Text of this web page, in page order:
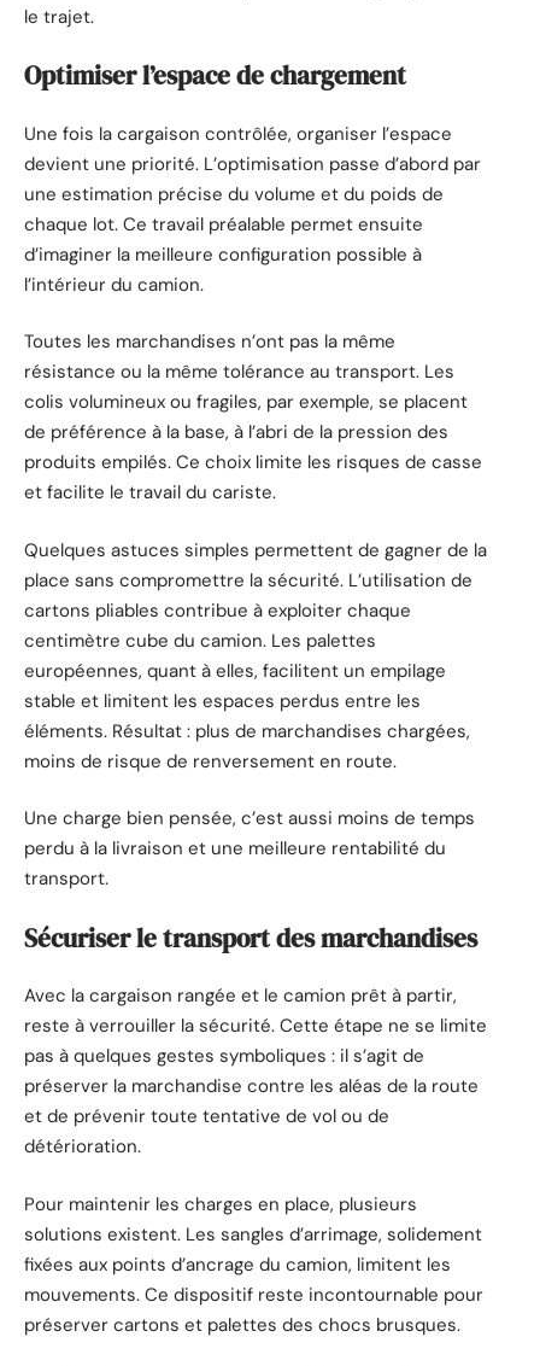
le trajet.
Optimiser l’espace de chargement
Une fois la cargaison contrôlée, organiser l’espace
devient une priorité. L’optimisation passe d’abord par
une estimation précise du volume et du poids de
chaque lot. Ce travail préalable permet ensuite
d’imaginer la meilleure configuration possible à
l’intérieur du camion.
Toutes les marchandises n’ont pas la même
résistance ou la même tolérance au transport. Les
colis volumineux ou fragiles, par exemple, se placent
de préférence à la base, à l’abri de la pression des
produits empilés. Ce choix limite les risques de casse
et facilite le travail du cariste.
Quelques astuces simples permettent de gagner de la
place sans compromettre la sécurité. L’utilisation de
cartons pliables contribue à exploiter chaque
centimètre cube du camion. Les palettes
européennes, quant à elles, facilitent un empilage
stable et limitent les espaces perdus entre les
éléments. Résultat : plus de marchandises chargées,
moins de risque de renversement en route.
Une charge bien pensée, c’est aussi moins de temps
perdu à la livraison et une meilleure rentabilité du
transport.
Sécuriser le transport des marchandises
Avec la cargaison rangée et le camion prêt à partir,
reste à verrouiller la sécurité. Cette étape ne se limite
pas à quelques gestes symboliques : il s’agit de
préserver la marchandise contre les aléas de la route
et de prévenir toute tentative de vol ou de
détérioration.
Pour maintenir les charges en place, plusieurs
solutions existent. Les sangles d’arrimage, solidement
fixées aux points d’ancrage du camion, limitent les
mouvements. Ce dispositif reste incontournable pour
préserver cartons et palettes des chocs brusques.